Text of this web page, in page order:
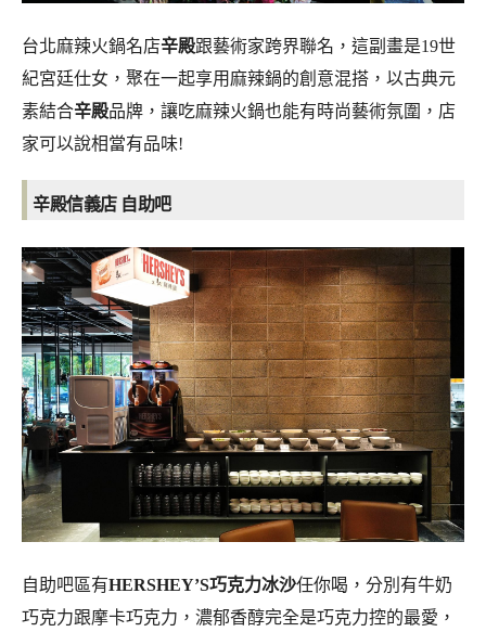
台北麻辣火鍋名店辛殿跟藝術家跨界聯名，這副畫是19世
紀宮廷仕女，聚在一起享用麻辣鍋的創意混搭，以古典元
素結合辛殿品牌，讓吃麻辣火鍋也能有時尚藝術氛圍，店
家可以說相當有品味!
辛殿信義店 自助吧
自助吧區有HERSHEY’S巧克力冰沙任你喝，分別有牛奶
巧克力跟摩卡巧克力，濃郁香醇完全是巧克力控的最愛，